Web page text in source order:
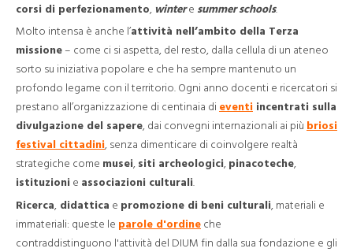
corsi di perfezionamento, wintere summer schools.
Molto intensa è anche l’attività nell’ambito della Terza
missione – come ci si aspetta, del resto, dalla cellula di un ateneo
sorto su iniziativa popolare e che ha sempre mantenuto un
profondo legame con il territorio. Ogni anno docenti e ricercatori si
prestano all’organizzazione di centinaia di eventi incentrati sulla
divulgazione del sapere, dai convegni internazionali ai più briosi
festival cittadini, senza dimenticare di coinvolgere realtà
strategiche come musei, siti archeologici, pinacoteche,
istituzioni e associazioni culturali.
Ricerca, didattica e promozione di beni culturali, materiali e
immateriali: queste le parole d'ordine che
contraddistinguono l'attività del DIUM fin dalla sua fondazione e gli